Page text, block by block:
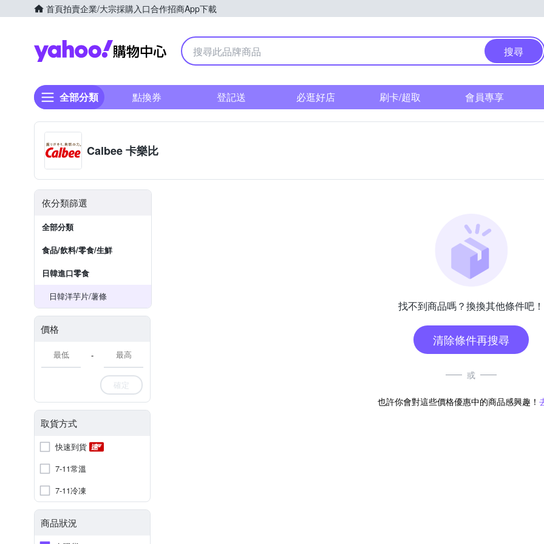
首頁拍賣企業/大宗採購入口合作招商App下載
Yahoo購物中心
搜尋
全部分類 點換券 登記送 必逛好店 刷卡/超取 會員專享
Calbee 卡樂比
依分類篩選
全部分類
食品/飲料/零食/生鮮
日韓進口零食
日韓洋芋片/薯條
價格
-
確定
取貨方式
快速到貨
7-11常溫
7-11冷凍
商品狀況
找不到商品嗎？換換其他條件吧！
清除條件再搜尋
或
也許你會對這些價格優惠中的商品感興趣！